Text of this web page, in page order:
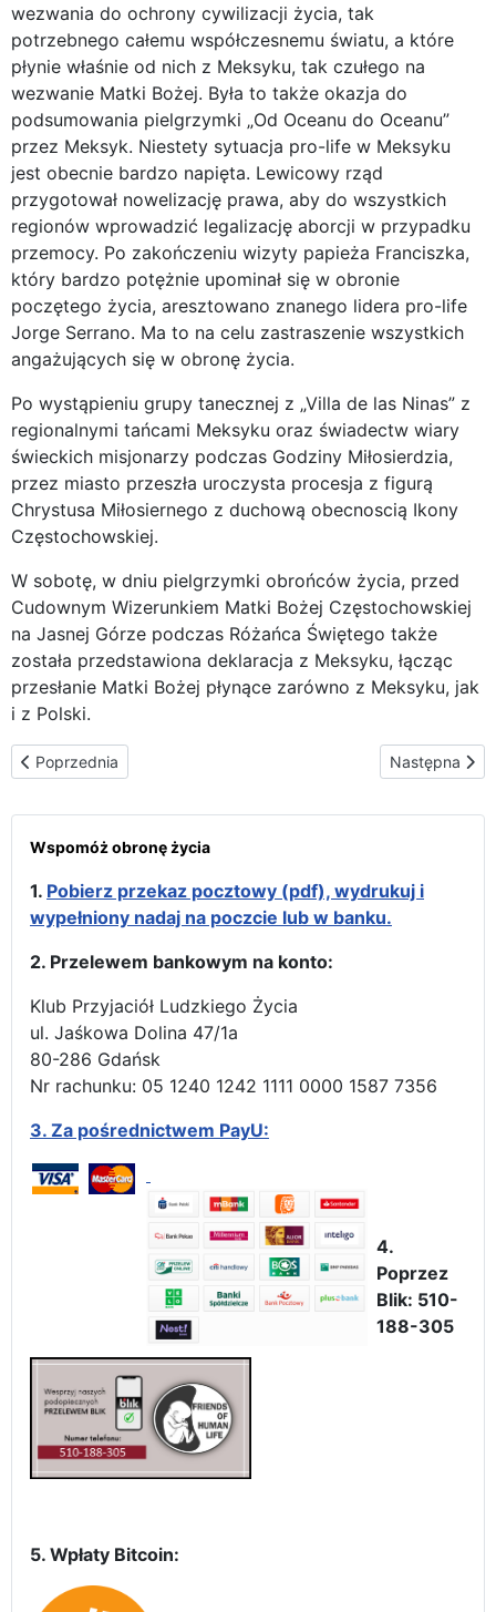
wezwania do ochrony cywilizacji życia, tak
potrzebnego całemu współczesnemu światu, a które
płynie właśnie od nich z Meksyku, tak czułego na
wezwanie Matki Bożej. Była to także okazja do
podsumowania pielgrzymki „Od Oceanu do Oceanu”
przez Meksyk. Niestety sytuacja pro-life w Meksyku
jest obecnie bardzo napięta. Lewicowy rząd
przygotował nowelizację prawa, aby do wszystkich
regionów wprowadzić legalizację aborcji w przypadku
przemocy. Po zakończeniu wizyty papieża Franciszka,
który bardzo potężnie upominał się w obronie
poczętego życia, aresztowano znanego lidera pro-life
Jorge Serrano. Ma to na celu zastraszenie wszystkich
angażujących się w obronę życia.
Po wystąpieniu grupy tanecznej z „Villa de las Ninas” z
regionalnymi tańcami Meksyku oraz świadectw wiary
świeckich misjonarzy podczas Godziny Miłosierdzia,
przez miasto przeszła uroczysta procesja z figurą
Chrystusa Miłosiernego z duchową obecnoscią Ikony
Częstochowskiej.
W sobotę, w dniu pielgrzymki obrońców życia, przed
Cudownym Wizerunkiem Matki Bożej Częstochowskiej
na Jasnej Górze podczas Różańca Świętego także
została przedstawiona deklaracja z Meksyku, łącząc
przesłanie Matki Bożej płynące zarówno z Meksyku, jak
i z Polski.
Poprzednia strona: Koniec z późnymi aborcjami w Germantown
Poprzednia Następna
Następna
Wspomóż obronę życia
1. Pobierz przekaz pocztowy (pdf), wydrukuj i
wypełniony nadaj na poczcie lub w banku.
2. Przelewem bankowym na konto:
Klub Przyjaciół Ludzkiego Życia
ul. Jaśkowa Dolina 47/1a
80-286 Gdańsk
Nr rachunku: 05 1240 1242 1111 0000 1587 7356
3. Za pośrednictwem PayU:
4.
Poprzez
Blik: 510-
188-305
5. Wpłaty Bitcoin: